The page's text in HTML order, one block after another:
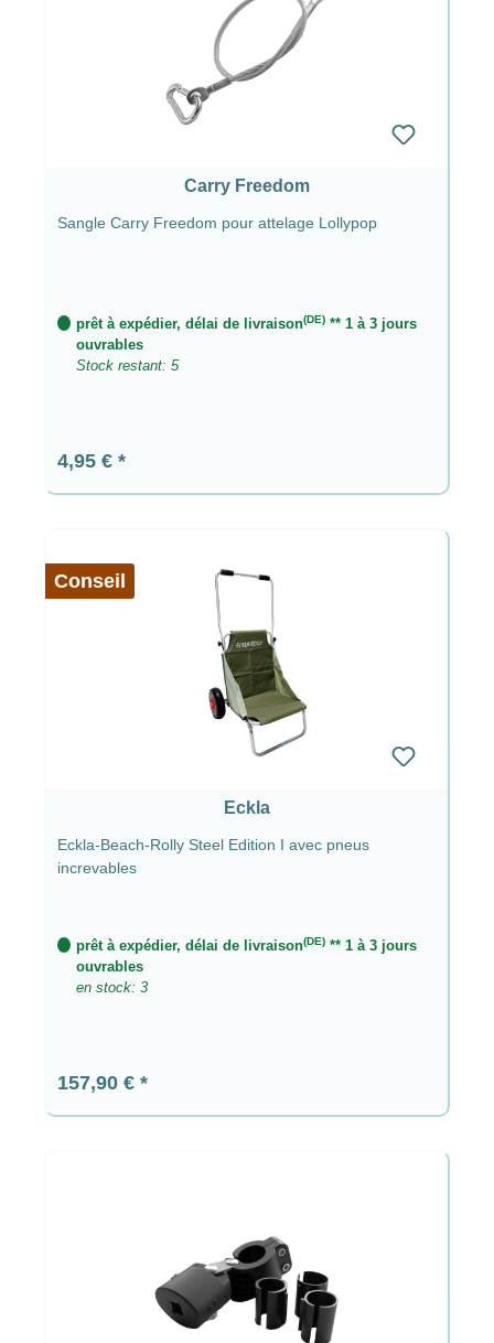
Carry Freedom
Sangle Carry Freedom pour attelage Lollypop
prêt à expédier, délai de livraison(DE) ** 1 à 3 jours
ouvrables
Stock restant: 5
Prix régulier :
4,95 €
Conseil
Eckla
Eckla-Beach-Rolly Steel Edition I avec pneus
increvables
prêt à expédier, délai de livraison(DE) ** 1 à 3 jours
ouvrables
en stock: 3
Prix régulier :
157,90 €